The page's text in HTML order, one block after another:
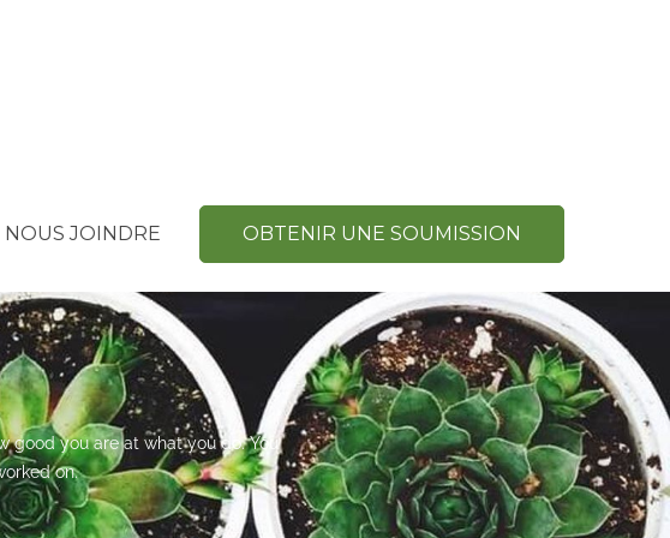
NOUS JOINDRE OBTENIR UNE SOUMISSION
good you are at what you do. You
on.